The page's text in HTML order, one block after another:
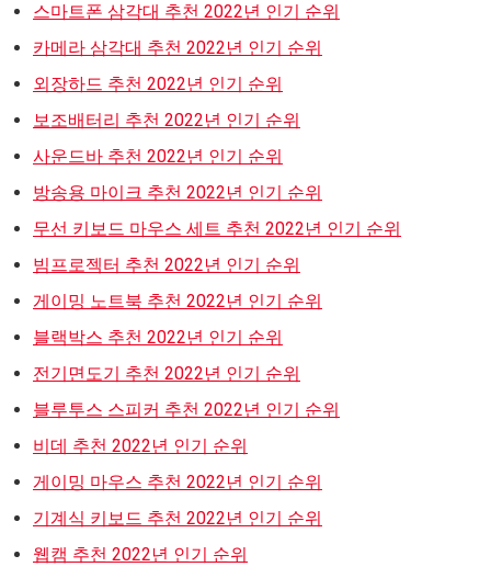
스마트폰 삼각대 추천 2022년 인기 순위
카메라 삼각대 추천 2022년 인기 순위
외장하드 추천 2022년 인기 순위
보조배터리 추천 2022년 인기 순위
사운드바 추천 2022년 인기 순위
방송용 마이크 추천 2022년 인기 순위
무선 키보드 마우스 세트 추천 2022년 인기 순위
빔프로젝터 추천 2022년 인기 순위
게이밍 노트북 추천 2022년 인기 순위
블랙박스 추천 2022년 인기 순위
전기면도기 추천 2022년 인기 순위
블루투스 스피커 추천 2022년 인기 순위
비데 추천 2022년 인기 순위
게이밍 마우스 추천 2022년 인기 순위
기계식 키보드 추천 2022년 인기 순위
웹캠 추천 2022년 인기 순위